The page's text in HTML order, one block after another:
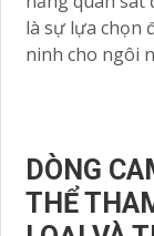
là sự lựa chọn
ninh cho ngôi
DÒNG
THỂ